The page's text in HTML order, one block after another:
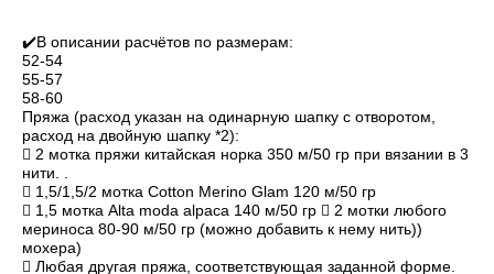
✔️В описании расчётов по размерам:
52-54
55-57
58-60
Пряжа (расход указан на одинарную шапку с отворотом,
расход на двойную шапку *2):
 2 мотка пряжи китайская норка 350 м/50 гр при вязании в 3
нити. .
 1,5/1,5/2 мотка Cotton Merino Glam 120 м/50 гр
 1,5 мотка Alta moda alpaca 140 м/50 гр  2 мотки любого
мериноса 80-90 м/50 гр (можно добавить к нему нить))
мохера)
 Любая другая пряжа, соответствующая заданной форме.